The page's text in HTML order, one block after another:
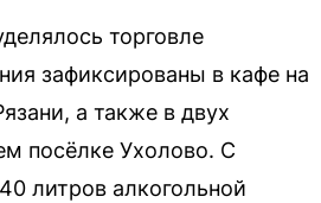
торговле
зафиксированы в кафе на
а также в двух
посёлке Ухолово. С
литров алкогольной